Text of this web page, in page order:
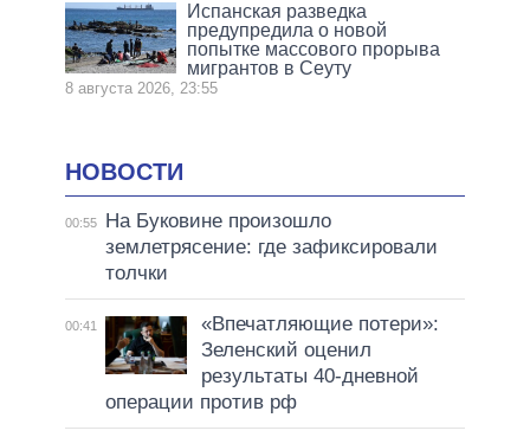
Испанская разведка
предупредила о новой
попытке массового прорыва
мигрантов в Сеуту
8 августа 2026, 23:55
НОВОСТИ
00:55
На Буковине произошло
землетрясение: где зафиксировали
толчки
00:41
«Впечатляющие потери»:
Зеленский оценил
результаты 40-дневной
операции против рф